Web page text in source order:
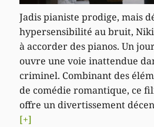
Jadis pianiste prodige, mais
hypersensibilité au bruit, Niki
à accorder des pianos. Un
ouvre une voie inattendue
criminel. Combinant des
de comédie romantique, ce
offre un divertissement
[+]